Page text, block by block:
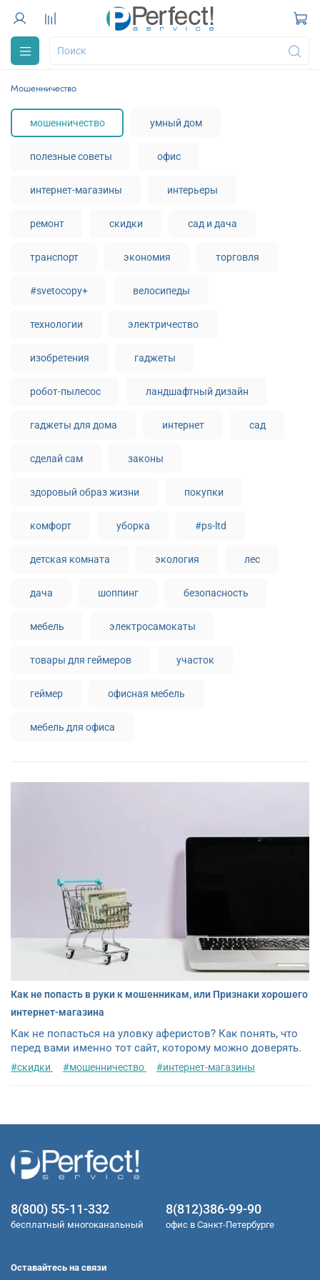
мошенничество
мошенничество умный дом
полезные советы офис
интернет-магазины интерьеры
ремонт скидки сад и дача
транспорт экономия торговля
#svetocopy+ велосипеды
технологии электричество
изобретения гаджеты
робот-пылесос ландшафтный дизайн
гаджеты для дома интернет сад
сделай сам законы
здоровый образ жизни покупки
комфорт уборка #ps-ltd
детская комната экология лес
дача шоппинг безопасность
мебель электросамокаты
товары для геймеров участок
геймер офисная мебель
мебель для офиса
Как не попасть в руки к мошенникам, или Признаки хорошего
интернет-магазина
Как не попасться на уловку аферистов? Как понять, что
перед вами именно тот сайт, которому можно доверять.
#скидки #мошенничество #интернет-магазины
8(800) 55-11-332
бесплатный многоканальный
8(812)386-99-90
офис в Санкт-Петербурге
Оставайтесь на связи